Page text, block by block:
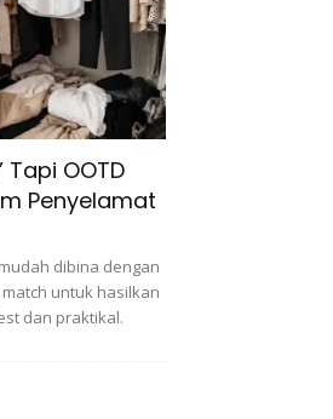
Tapi OOTD
Penyelamat
dibina dengan
untuk hasilkan
dan praktikal.